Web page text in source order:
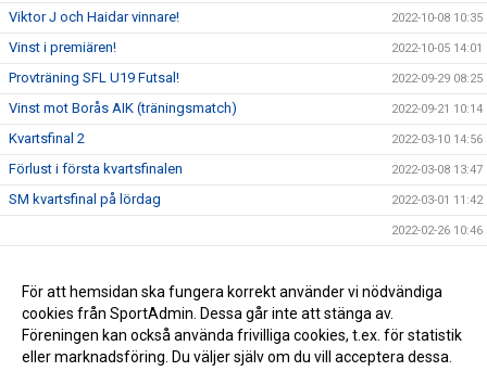
Viktor J och Haidar vinnare! 2022-10-08 10:35
Vinst i premiären! 2022-10-05 14:01
Provträning SFL U19 Futsal! 2022-09-29 08:25
Vinst mot Borås AIK (träningsmatch) 2022-09-21 10:14
Kvartsfinal 2 2022-03-10 14:56
Förlust i första kvartsfinalen 2022-03-08 13:47
SM kvartsfinal på lördag 2022-03-01 11:42
2022-02-26 10:46
Vinst mot Örebro FC! 2022-02-20 16:57
Vinst i Borgen mot IFK Göteborg!! 2022-02-17 11:01
För att hemsidan ska fungera korrekt använder vi nödvändiga
cookies från SportAdmin. Dessa går inte att stänga av.
Föreningen kan också använda frivilliga cookies, t.ex. för statistik
eller marknadsföring. Du väljer själv om du vill acceptera dessa.